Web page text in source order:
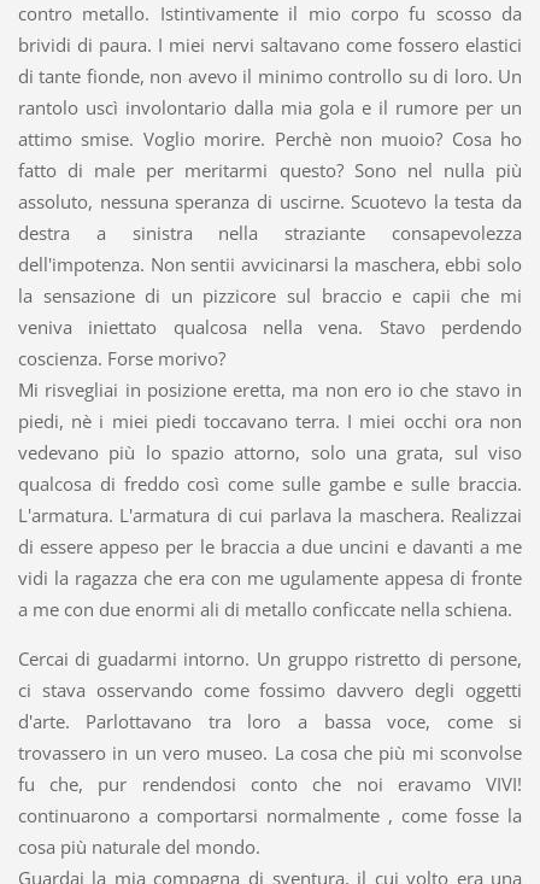
contro metallo. Istintivamente il mio corpo fu scosso da
brividi di paura. I miei nervi saltavano come fossero elastici
di tante fionde, non avevo il minimo controllo su di loro. Un
rantolo uscì involontario dalla mia gola e il rumore per un
attimo smise. Voglio morire. Perchè non muoio? Cosa ho
fatto di male per meritarmi questo? Sono nel nulla più
assoluto, nessuna speranza di uscirne. Scuotevo la testa da
destra a sinistra nella straziante consapevolezza
dell'impotenza. Non sentii avvicinarsi la maschera, ebbi solo
la sensazione di un pizzicore sul braccio e capii che mi
veniva iniettato qualcosa nella vena. Stavo perdendo
coscienza. Forse morivo?
Mi risvegliai in posizione eretta, ma non ero io che stavo in
piedi, nè i miei piedi toccavano terra. I miei occhi ora non
vedevano più lo spazio attorno, solo una grata, sul viso
qualcosa di freddo così come sulle gambe e sulle braccia.
L'armatura. L'armatura di cui parlava la maschera. Realizzai
di essere appeso per le braccia a due uncini e davanti a me
vidi la ragazza che era con me ugulamente appesa di fronte
a me con due enormi ali di metallo conficcate nella schiena.
Cercai di guadarmi intorno. Un gruppo ristretto di persone,
ci stava osservando come fossimo davvero degli oggetti
d'arte. Parlottavano tra loro a bassa voce, come si
trovassero in un vero museo. La cosa che più mi sconvolse
fu che, pur rendendosi conto che noi eravamo VIVI!
continuarono a comportarsi normalmente , come fosse la
cosa più naturale del mondo.
Guardai la mia compagna di sventura, il cui volto era una